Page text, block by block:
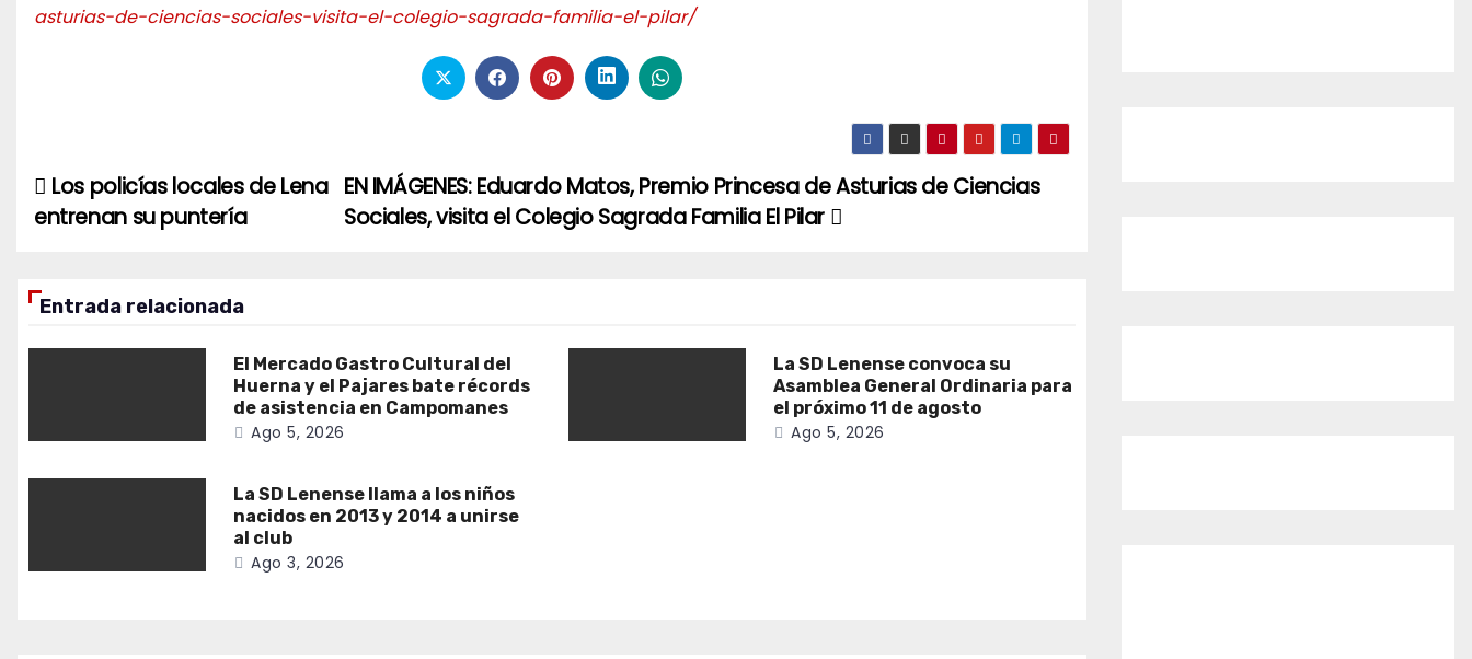
asturias-de-ciencias-sociales-visita-el-colegio-sagrada-familia-el-pilar/
Navegación
de
entradas
EN IMÁGENES: Eduardo Matos, Premio Princesa de Asturias de Ciencias
Sociales, visita el Colegio Sagrada Familia El Pilar
Los policías locales de Lena
entrenan su puntería
Entrada relacionada
El Mercado Gastro Cultural del
Huerna y el Pajares bate récords
de asistencia en Campomanes
Ago 5, 2026
La SD Lenense convoca su
Asamblea General Ordinaria para
el próximo 11 de agosto
Ago 5, 2026
La SD Lenense llama a los niños
nacidos en 2013 y 2014 a unirse
al club
Ago 3, 2026